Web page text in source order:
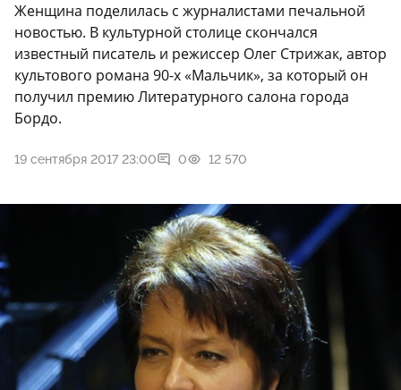
Женщина поделилась с журналистами печальной
новостью. В культурной столице скончался
известный писатель и режиссер Олег Стрижак, автор
культового романа 90-х «Мальчик», за который он
получил премию Литературного салона города
Бордо.
19 сентября 2017 23:00 0 12 570